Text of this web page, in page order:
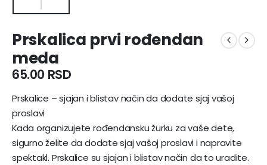
Prskalica prvi rođendan
meda
65.00 RSD
Prskalice – sjajan i blistav način da dodate sjaj vašoj
proslavi
Kada organizujete rođendansku žurku za vaše dete,
sigurno želite da dodate sjaj vašoj proslavi i napravite
spektakl. Prskalice su sjajan i blistav način da to uradite.